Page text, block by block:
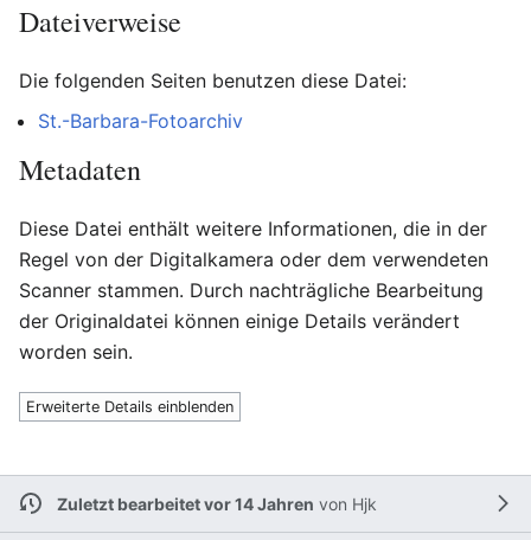
Dateiverweise
Die folgenden Seiten benutzen diese Datei:
St.-Barbara-Fotoarchiv
Metadaten
Diese Datei enthält weitere Informationen, die in der
Regel von der Digitalkamera oder dem verwendeten
Scanner stammen. Durch nachträgliche Bearbeitung
der Originaldatei können einige Details verändert
worden sein.
Erweiterte Details einblenden
Zuletzt bearbeitet vor 14 Jahren von Hjk